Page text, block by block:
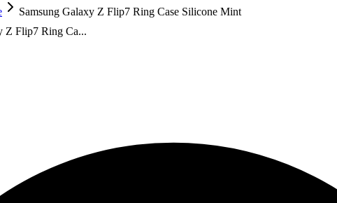
Samsung Galaxy Z Flip7 Ring Case Silicone Mint
Z Flip7 Ring Ca...